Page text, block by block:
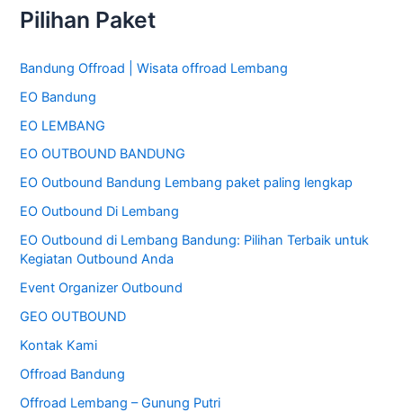
u
n
t
u
k
:
Pilihan Paket
Bandung Offroad | Wisata offroad Lembang
EO Bandung
EO LEMBANG
EO OUTBOUND BANDUNG
EO Outbound Bandung Lembang paket paling lengkap
EO Outbound Di Lembang
EO Outbound di Lembang Bandung: Pilihan Terbaik untuk
Kegiatan Outbound Anda
Event Organizer Outbound
GEO OUTBOUND
Kontak Kami
Offroad Bandung
Offroad Lembang – Gunung Putri